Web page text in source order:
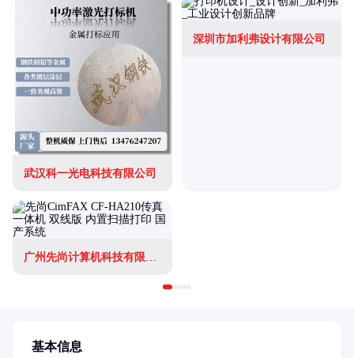
武汉科一光电科技有限公司
深圳市加利弗设计有限公司
广州先尚计算机科技有限公司
基本信息